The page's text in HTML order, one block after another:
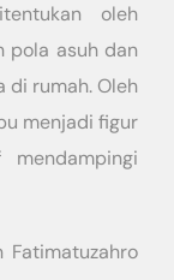
oleh
pola asuh dan
di rumah. Oleh
menjadi figur
Fatimatuzahro